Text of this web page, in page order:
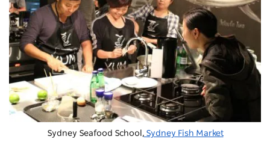
Sydney Seafood School,Sydney Fish Market